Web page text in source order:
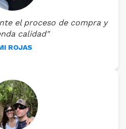
el proceso de compra y
calidad"
ROJAS